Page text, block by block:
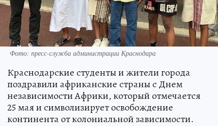
Фото: пресс-служба администрации Краснодара
Краснодарские студенты и жители города
поздравили африканские страны с Днем
независимости Африки, который отмечается
25 мая и символизирует освобождение
континента от колониальной зависимости.